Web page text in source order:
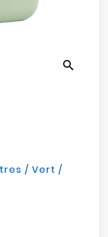
search
/ Vert /